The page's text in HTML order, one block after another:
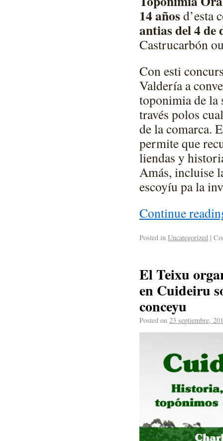
14 añosd’esta
antias del 4 de
Castrucarbón
Con esti
Valdería a
toponimia de la
través polos
de la comarca.
permite que
liendas y
Amás, incluise
escoyíu pa la
Continue
Posted in Uncategorized |
El Teixu
en Cuideiru
conceyu
Posted on 23 septiembre,